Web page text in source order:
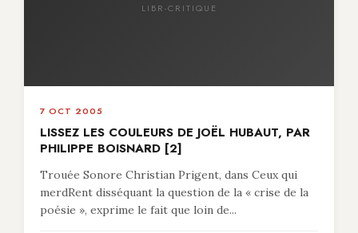
LIBR-CRITIQUE
7 OCT 2005
LISSEZ LES COULEURS DE JOËL HUBAUT, PAR
PHILIPPE BOISNARD [2]
Trouée Sonore Christian Prigent, dans Ceux qui
merdRent disséquant la question de la « crise de la
poésie », exprime le fait que loin de...